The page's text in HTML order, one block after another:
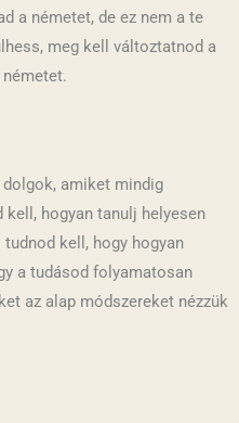
a németet, de ez nem a te
meg kell változtatnod a
amiket mindig
hogyan tanulj helyesen
kell, hogy hogyan
a tudásod folyamatosan
az alap módszereket nézzük